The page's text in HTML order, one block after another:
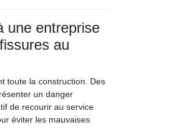
une entreprise
au
toute la construction. Des
un danger
de recourir au service
éviter les mauvaises